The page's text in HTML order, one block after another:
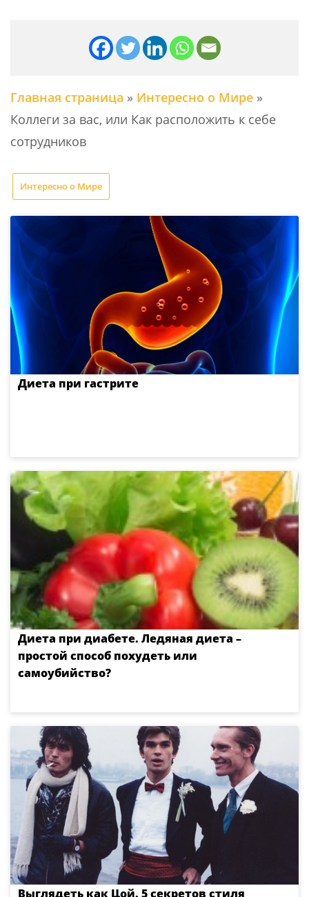
Главная страница » Интересно о Мире »
Коллеги за вас, или Как расположить к себе
сотрудников
Интересно о Мире
Диета при гастрите
Диета при диабете. Ледяная диета –
простой способ похудеть или
самоубийство?
Выглядеть как Цой. 5 секретов стиля